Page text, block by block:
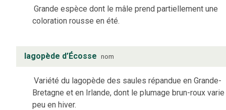
Grande espèce dont le mâle prend partiellement une
coloration rousse en été.
lagopède d’Écosse nom
Variété du lagopède des saules répandue en Grande-
Bretagne et en Irlande, dont le plumage brun-roux varie
peu en hiver.